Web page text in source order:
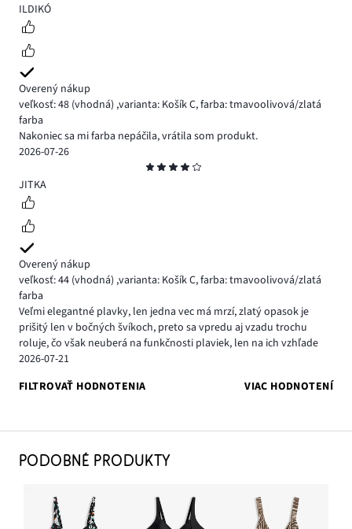
3
ILDIKÓ
Overený nákup
veľkosť: 48 (vhodná) ,varianta: Košík C,farba: tmavoolivová/zlatá
farba
Nakoniec sa mi farba nepáčila, vrátila som produkt.
2026-07-26
4
JITKA
Overený nákup
veľkosť: 44 (vhodná) ,varianta: Košík C,farba: tmavoolivová/zlatá
farba
Veľmi elegantné plavky, len jedna vec má mrzí, zlatý opasok je
prišitý len v bočných švíkoch, preto sa vpredu aj vzadu trochu
roluje, čo však neuberá na funkčnosti plaviek, len na ich vzhľade
2026-07-21
FILTROVAŤ HODNOTENIA
VIAC HODNOTENÍ
PODOBNÉ PRODUKTY